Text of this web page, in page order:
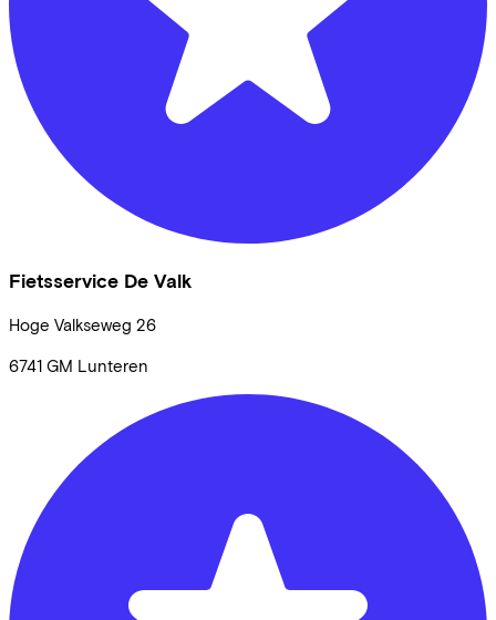
Fietsservice De Valk
Hoge Valkseweg 26
6741 GM Lunteren